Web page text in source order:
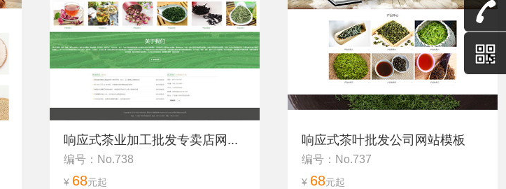
响应式茶业加工批发专卖店网...
编号：No.738
¥ 68元起
响应式茶叶批发公司网站模板
编号：No.737
¥ 68元起